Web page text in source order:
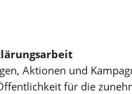
Aktionen und
für die